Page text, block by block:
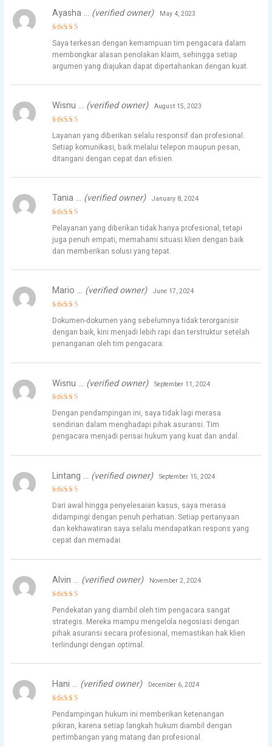
out of 5
Ayasha … (verified owner) May 4, 2023
Saya terkesan dengan kemampuan tim pengacara dalam
membongkar alasan penolakan klaim, sehingga setiap
argumen yang diajukan dapat dipertahankan dengan kuat.
out of 5
Wisnu … (verified owner) August 15, 2023
Layanan yang diberikan selalu responsif dan profesional.
Setiap komunikasi, baik melalui telepon maupun pesan,
ditangani dengan cepat dan efisien.
Rated
out of 5
Tania … (verified owner) January 8, 2024
Pelayanan yang diberikan tidak hanya profesional, tetapi
juga penuh empati, memahami situasi klien dengan baik
dan memberikan solusi yang tepat.
Rated
out of 5
Mario … (verified owner) June 17, 2024
Dokumen-dokumen yang sebelumnya tidak terorganisir
dengan baik, kini menjadi lebih rapi dan terstruktur setelah
penanganan oleh tim pengacara.
out of 5
Wisnu … (verified owner) September 11, 2024
Dengan pendampingan ini, saya tidak lagi merasa
sendirian dalam menghadapi pihak asuransi. Tim
pengacara menjadi perisai hukum yang kuat dan andal.
5
out of 5
Lintang … (verified owner) September 15, 2024
Dari awal hingga penyelesaian kasus, saya merasa
didampingi dengan penuh perhatian. Setiap pertanyaan
dan kekhawatiran saya selalu mendapatkan respons yang
cepat dan memadai.
out of 5
Alvin … (verified owner) November 2, 2024
Pendekatan yang diambil oleh tim pengacara sangat
strategis. Mereka mampu mengelola negosiasi dengan
pihak asuransi secara profesional, memastikan hak klien
terlindungi dengan optimal.
out of 5
Hani … (verified owner) December 6, 2024
Pendampingan hukum ini memberikan ketenangan
pikiran, karena setiap langkah hukum diambil dengan
pertimbangan yang matang dan profesional.